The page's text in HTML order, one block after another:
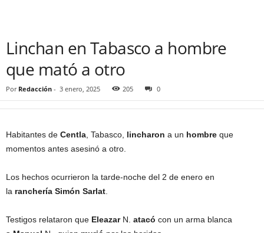
Linchan en Tabasco a hombre
que mató a otro
Por Redacción - 3 enero, 2025 205 0
Habitantes de Centla , Tabasco, lincharon a un hombre que
momentos antes asesinó a otro.
Los hechos ocurrieron la tarde-noche del 2 de enero en
la ranchería Simón Sarlat
Testigos relataron que EleazarN. atacó con un arma blanca